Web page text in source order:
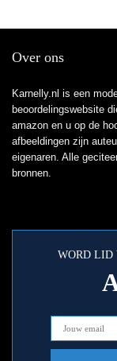
Over ons
Karnelly.nl is een
beoordelingswebsite
amazon en u op de
afbeeldingen zijn
eigenaren. Alle
bronnen.
WORD LID